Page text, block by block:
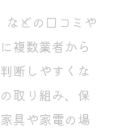
などの口コミや
複数業者から
断しやすくな
取り組み、保
具や家電の場